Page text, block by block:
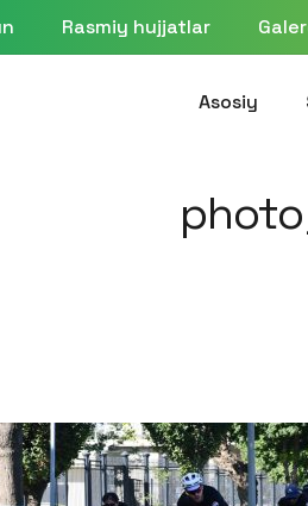
Rasmiy hujjatlar
Asosiy